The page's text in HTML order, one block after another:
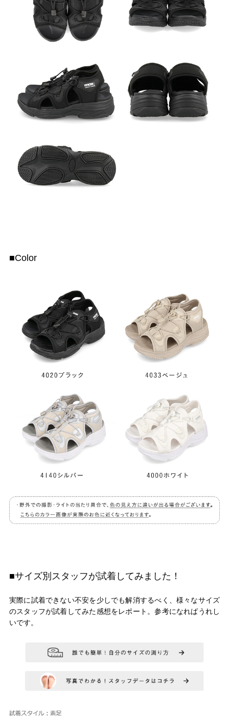
■Color
■サイズ別スタッフが試着してみました！
実際に試着できない不安を少しでも解消するべく、様々なサイズ
のスタッフが試着してみた感想をレポート。参考になればうれし
いです。